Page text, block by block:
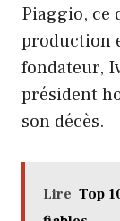
Piaggio, ce
production
fondateur,
président
son décès.
Lire Top